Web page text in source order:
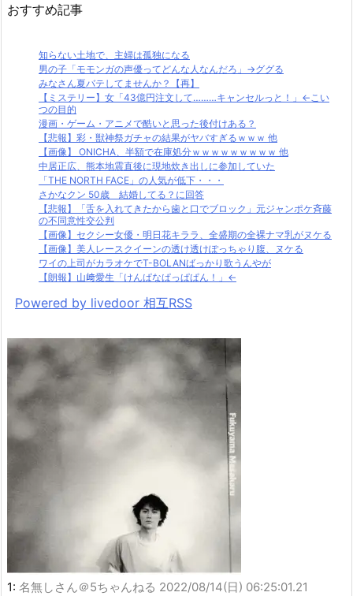
おすすめ記事
知らない土地で、主婦は孤独になる
男の子「モモンガの声優ってどんな人なんだろ」→ググる
みなさん夏バテしてませんか？【再】
【ミステリー】女「43億円注文して………キャンセルっと！」←こい
つの目的
漫画・ゲーム・アニメで酷いと思った後付けある？
【悲報】彩・獣神祭ガチャの結果がヤバすぎるｗｗｗ 他
【画像】 ONICHA、半額で在庫処分ｗｗｗｗｗｗｗｗｗ 他
中居正広、熊本地震直後に現地炊き出しに参加していた
「THE NORTH FACE」の人気が低下・・・
さかなクン 50歳 結婚してる？に回答
【悲報】「舌を入れてきたから歯と口でブロック」元ジャンポケ斉藤
の不同意性交公判
【画像】セクシー女優・明日花キララ、全盛期の全裸ナマ乳がヌケる
【画像】美人レースクイーンの透け透けぽっちゃり腹、ヌケる
ワイの上司がカラオケでT-BOLANばっかり歌うんやが
【朗報】山﨑愛生「けんぱなぱっぱぱん！」←
Powered by livedoor 相互RSS
1: 名無しさん＠5ちゃんねる 2022/08/14(日) 06:25:01.21